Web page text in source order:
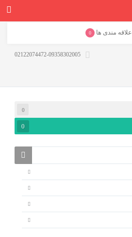
علاقه مندی ها 0
0
0